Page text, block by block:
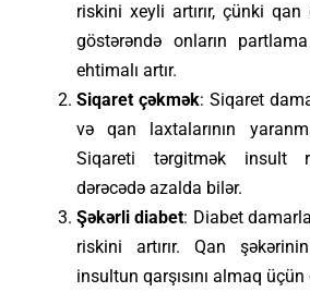
riskini xeyli artırır, çünki qan
göstərəndə onların
ehtimalı artır.
Siqaret çəkmək: Siqaret
və qan laxtalarının
Siqareti tərgitmək insult
dərəcədə azalda bilər.
Şəkərli diabet: Diabet
riskini artırır. Qan
insultun qarşısını almaq